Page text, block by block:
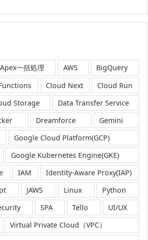
Apex一括処理 AWS
BigQuery
Cloud Next
Cloud Run
Storage
Data Transfer Service
Dreamforce
Gemini
Google Cloud Platform(GCP)
Google Kubernetes Engine(GKE)
IAM
Identity-Aware Proxy(IAP)
JAWS Linux
Python
SPA Tello
UI/UX
Virtual Private Cloud（VPC）